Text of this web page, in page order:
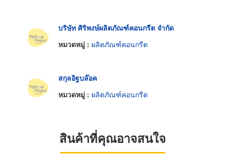
บริษัท ศิริพงษ์ผลิตภัณฑ์คอนกรีต จำกัด
หมวดหมู่ : ผลิตภัณฑ์คอนกรีต
สกุลอิฐบล๊อค
หมวดหมู่ : ผลิตภัณฑ์คอนกรีต
สินค้าที่คุณอาจสนใจ